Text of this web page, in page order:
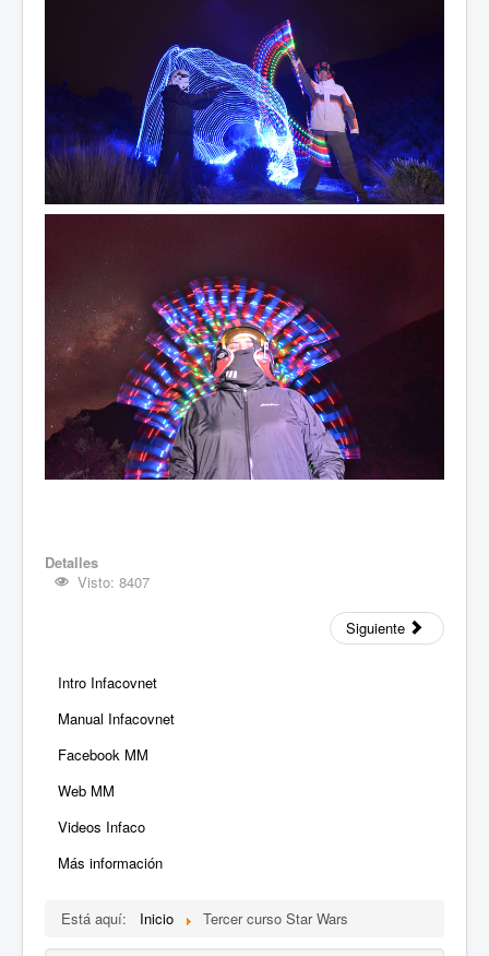
Detalles
Visto: 8407
Siguiente
Intro Infacovnet
Manual Infacovnet
Facebook MM
Web MM
Videos Infaco
Más información
Está aquí: Inicio Tercer curso Star Wars